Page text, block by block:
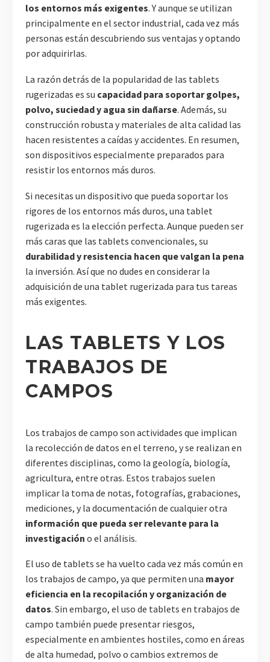
los entornos más exigentes. Y aunque se utilizan
principalmente en el sector industrial, cada vez más
personas están descubriendo sus ventajas y optando
por adquirirlas.
La razón detrás de la popularidad de las tablets
rugerizadas es su capacidad para soportar golpes,
polvo, suciedad y agua sin dañarse. Además, su
construcción robusta y materiales de alta calidad las
hacen resistentes a caídas y accidentes. En resumen,
son dispositivos especialmente preparados para
resistir los entornos más duros.
Si necesitas un dispositivo que pueda soportar los
rigores de los entornos más duros, una tablet
rugerizada es la elección perfecta. Aunque pueden ser
más caras que las tablets convencionales, su
durabilidad y resistencia hacen que valgan la pena
la inversión. Así que no dudes en considerar la
adquisición de una tablet rugerizada para tus tareas
más exigentes.
LAS TABLETS Y LOS
TRABAJOS DE
CAMPOS
Los trabajos de campo son actividades que implican
la recolección de datos en el terreno, y se realizan en
diferentes disciplinas, como la geología, biología,
agricultura, entre otras. Estos trabajos suelen
implicar la toma de notas, fotografías, grabaciones,
mediciones, y la documentación de cualquier otra
información que pueda ser relevante para la
investigación o el análisis.
El uso de tablets se ha vuelto cada vez más común en
los trabajos de campo, ya que permiten una mayor
eficiencia en la recopilación y organización de
datos. Sin embargo, el uso de tablets en trabajos de
campo también puede presentar riesgos,
especialmente en ambientes hostiles, como en áreas
de alta humedad, polvo o cambios extremos de